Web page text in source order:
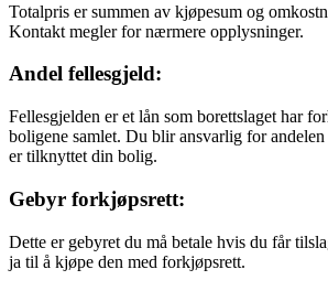
Totalpris er summen av kjøpesum og
Kontakt megler for nærmere opplysninger.
Andel fellesgjeld:
Fellesgjelden er et lån som borettslaget har
boligene samlet. Du blir ansvarlig for
er tilknyttet din bolig.
Gebyr forkjøpsrett:
Dette er gebyret du må betale hvis du får
ja til å kjøpe den med forkjøpsrett.